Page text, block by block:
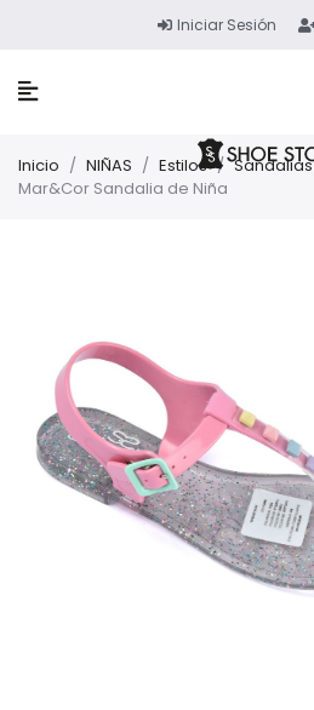
Iniciar Sesión
Inicio / NIÑAS / Estilos / Sandalias
Mar&Cor Sandalia de Niña